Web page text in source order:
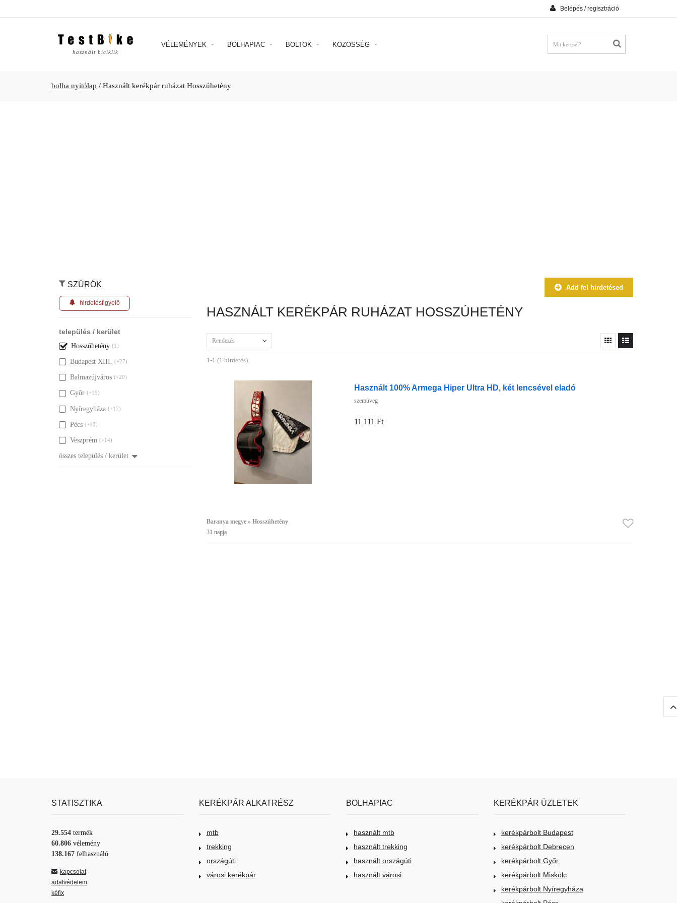
Belépés / regisztráció
használt biciklik
VÉLEMÉNYEK BOLHAPIAC BOLTOK KÖZÖSSÉG
bolha nyitólap / Használt kerékpár ruházat Hosszúhetény
SZŰRŐK
hirdetésfigyelő
település / kerület
Hosszúhetény (1)
Budapest XIII. (+27)
Balmazújváros (+20)
Győr (+19)
Nyíregyháza (+17)
Pécs (+15)
Veszprém (+14)
összes település / kerület
Add fel hirdetésed
HASZNÁLT KERÉKPÁR RUHÁZAT HOSSZÚHETÉNY
Rendezés
1-1 (1 hirdetés)
Használt 100% Armega Hiper Ultra HD, két lencsével eladó
szemüveg
11 111 Ft
Baranya megye » Hosszúhetény
31 napja
STATISZTIKA
29.554 termék
60.806 vélemény
138.167 felhasználó
kapcsolat
adatvédelem
kéfix
KERÉKPÁR ALKATRÉSZ
mtb
trekking
országúti
városi kerékpár
BOLHAPIAC
használt mtb
használt trekking
használt országúti
használt városi
KERÉKPÁR ÜZLETEK
kerékpárbolt Budapest
kerékpárbolt Debrecen
kerékpárbolt Győr
kerékpárbolt Miskolc
kerékpárbolt Nyíregyháza